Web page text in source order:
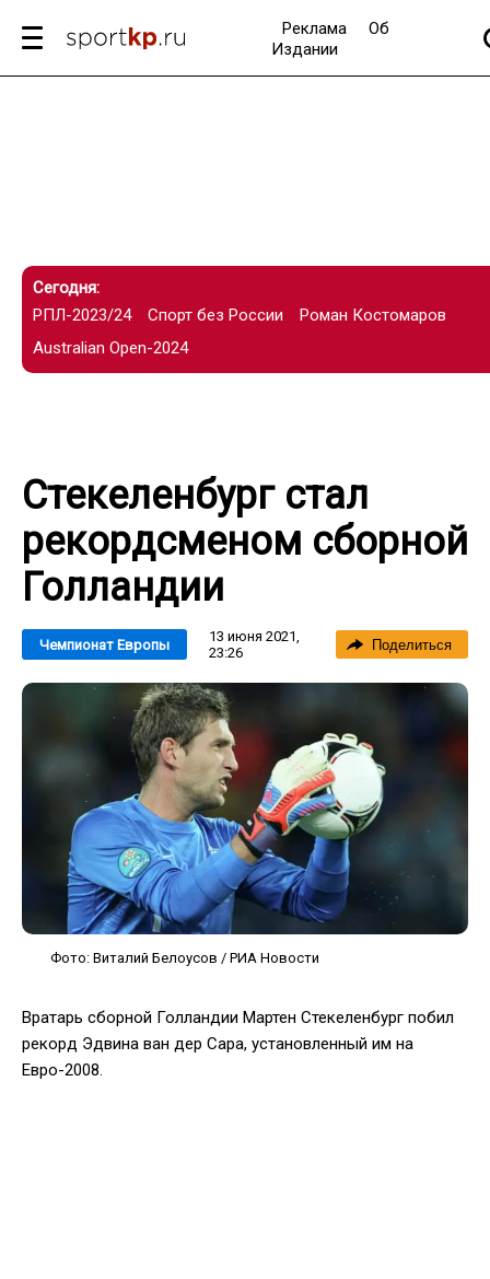
Реклама
Об
Издании
Сегодня:
РПЛ-2023/24
Спорт без России
Роман Костомаров
Australian Open-2024
Стекеленбург стал
рекордсменом сборной
Голландии
Чемпионат Европы
13 июня 2021,
23:26
Поделиться
Фото: Виталий Белоусов / РИА Новости
Вратарь сборной Голландии Мартен Стекеленбург побил
рекорд Эдвина ван дер Сара, установленный им на
Евро-2008.